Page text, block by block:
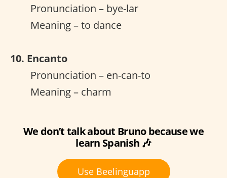
Pronunciation – bye-lar
Meaning – to dance
10. Encanto
Pronunciation – en-can-to
Meaning – charm
We don’t talk about Bruno because we
learn Spanish 🎶
Use Beelinguapp